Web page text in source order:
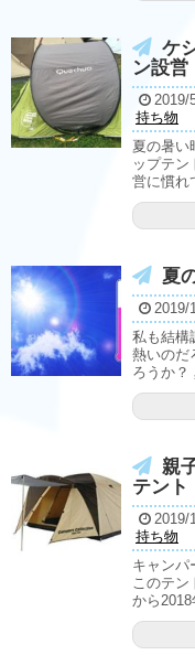
ケ
ン設営
2019/
持ち物
夏の暑い
ップテ
営に慣れ
夏
2019/
私も結構
熱いのだ
ろうか？
親
テント
2019/
持ち物
キャンパ
このテン
から